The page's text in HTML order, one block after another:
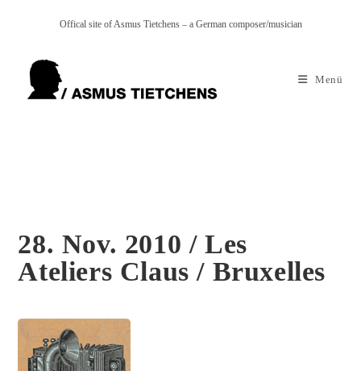
Offical site of Asmus Tietchens – a German composer/musician
Menü
28. Nov. 2010 / Les
Ateliers Claus / Bruxelles